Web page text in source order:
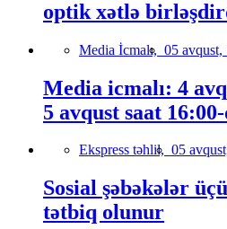
optik xətlə
Media İcmalı, 05 avqust,
Media icmalı: 4
5 avqust saat
Ekspress təhlil, 05
Sosial şəbəkələr
tətbiq olunur